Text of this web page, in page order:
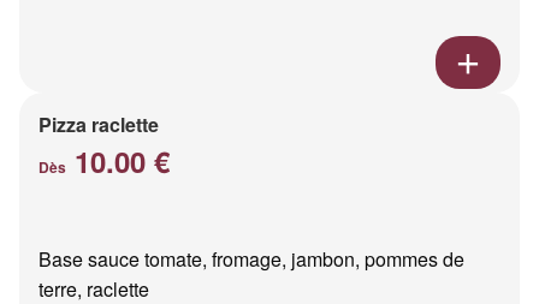
Pizza raclette
Dès 10.00 €
Base sauce tomate, fromage, jambon, pommes de
terre, raclette